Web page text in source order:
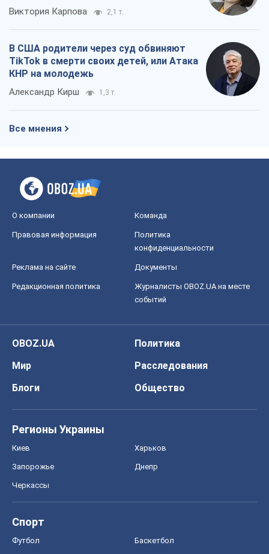
Виктория Карпова 2,1 т.
В США родители через суд обвиняют
TikTok в смерти своих детей, или Атака
КНР на молодежь
Александр Кирш 1,3 т.
Все мнения
О компании Команда
Правовая информация
Политика
конфиденциальности
Реклама на сайте Документы
Редакционная политика
Журналисты OBOZ.UA на месте
событий
OBOZ.UA
Политика
Мир
Расследования
Блоги
Общество
Регионы Украины
Киев Харьков
Запорожье Днепр
Черкассы
Спорт
Футбол Баскетбол